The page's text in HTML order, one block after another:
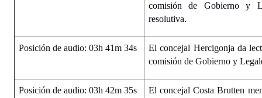
comisión de Gobierno y
resolutiva.
Posición de audio: 03h 41m 34s
El concejal Hercigonja da
comisión de Gobierno y
Posición de audio: 03h 42m 35s
El concejal Costa Brutten